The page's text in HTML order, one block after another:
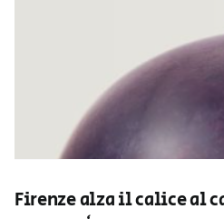
Firenze alza il calice al